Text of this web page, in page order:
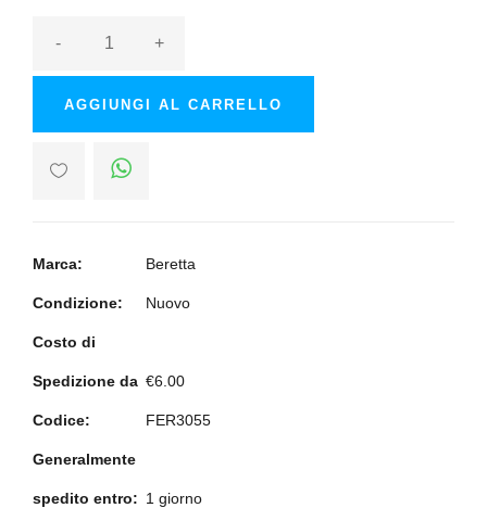
- +
AGGIUNGI AL CARRELLO
Marca: Beretta
Condizione: Nuovo
Costo di
Spedizione da €6.00
Codice: FER3055
Generalmente
spedito entro: 1 giorno